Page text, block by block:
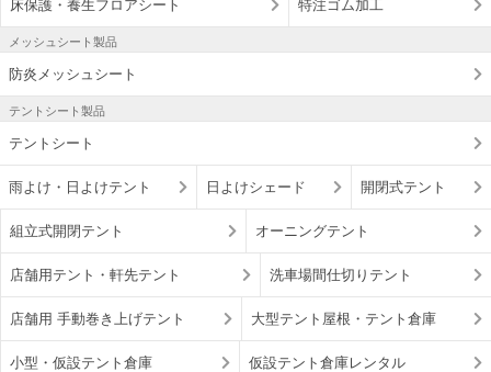
床保護・養生フロアシート 特注ゴム加工
メッシュシート製品
防炎メッシュシート
テントシート製品
テントシート
雨よけ・日よけテント 日よけシェード 開閉式テント
組立式開閉テント オーニングテント
店舗用テント・軒先テント 洗車場間仕切りテント
店舗用 手動巻き上げテント 大型テント屋根・テント倉庫
小型・仮設テント倉庫 仮設テント倉庫レンタル